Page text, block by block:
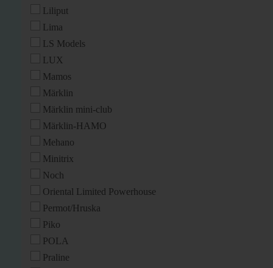
Liliput
Lima
LS Models
LUX
Mamos
Märklin
Märklin mini-club
Märklin-HAMO
Mehano
Minitrix
Noch
Oriental Limited Powerhouse
Permot/Hruska
Piko
POLA
Praline